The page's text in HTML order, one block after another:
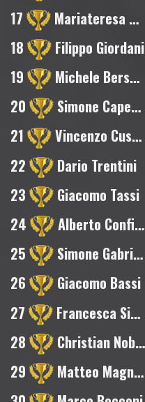
17
Mariateresa Morgese
18
Filippo Giordani
19
Michele Berselli
20
Simone Capecchi
21
Vincenzo Cusumano
22
Dario Trentini
23
Giacomo Tassi
24
Alberto Conficoni
25
Simone Gabriotti
26
Giacomo Bassi
27
Francesca Sighinolfi
28
Christian Nobile
29
Matteo Magnani